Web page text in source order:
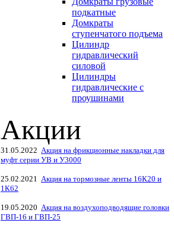
подкатные
Домкраты
ступенчатого подъема
Цилиндр
гидравлический
силовой
Цилиндры
гидравлические с
проушинами
Акции
31.05.2022 Акция на фрикционные накладки для
муфт серии УВ и У3000
25.02.2021 Акция на тормозные ленты 16К20 и
1К62
19.05.2020 Акция на воздухоподводящие головки
ГВП-16 и ГВП-25